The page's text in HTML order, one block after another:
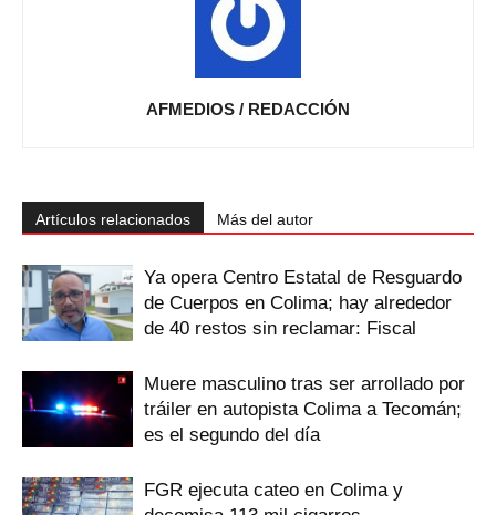
AFMEDIOS / REDACCIÓN
Artículos relacionados Más del autor
Ya opera Centro Estatal de Resguardo
de Cuerpos en Colima; hay alrededor
de 40 restos sin reclamar: Fiscal
Muere masculino tras ser arrollado por
tráiler en autopista Colima a Tecomán;
es el segundo del día
FGR ejecuta cateo en Colima y